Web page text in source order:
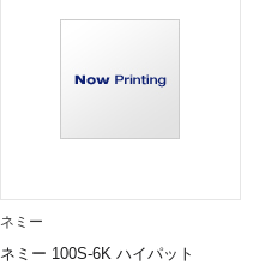
ネミー
ネミー 100S-6K ハイパット